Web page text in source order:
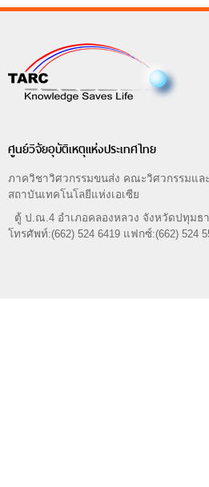
ศูนย์วิจัยอุบัติเหตุแห่งประเทศไทย
ภาควิชาวิศวกรรมขนส่ง คณะวิศวกรรมแล
สถาบันเทคโนโลยีแห่งเอเซีย
ตู้ ป.ณ.4 อำเภอคลองหลวง จังหวัดปทุมธา
โทรศัพท์:(662) 524 6419 แฟกซ์:(662) 524